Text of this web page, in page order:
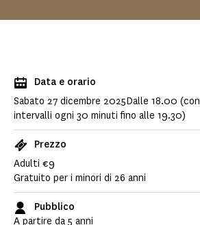
Data e orario
Sabato 27 dicembre 2025Dalle 18.00 (con
intervalli ogni 30 minuti fino alle 19.30)
Prezzo
Adulti €9
Gratuito per i minori di 26 anni
Pubblico
A partire da 5 anni